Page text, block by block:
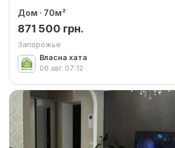
Дом · 70м²
871 500 грн.
Запорожье
Власна хата
06 авг. 07:12